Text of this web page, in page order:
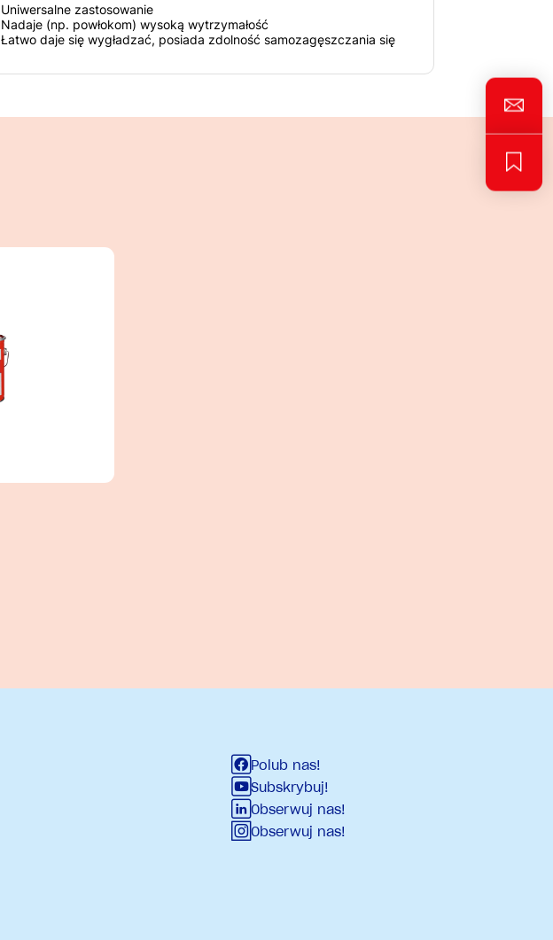
Uniwersalne zastosowanie
Nadaje (np. powłokom) wysoką wytrzymałość
Łatwo daje się wygładzać, posiada zdolność samozagęszczania się
Polub nas!
Subskrybuj!
Obserwuj nas!
Obserwuj nas!